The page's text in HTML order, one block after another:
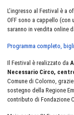
L’ingresso al Festival è a
OFF sono a cappello (con
saranno in vendita online
Programma completo,
Il Festival è realizzato da
Necessario Circo,
Comune di Colorno,
sostegno della Regione
contributo di Fondazione